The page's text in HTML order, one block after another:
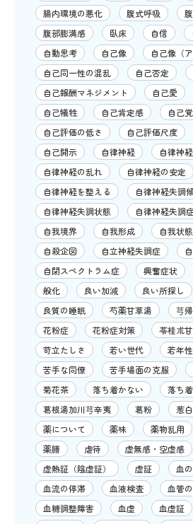
腸内環境の悪化
腹式呼吸
腹部膨満感
臥床 自信
自動思考
自己像
自己像（
自己同一性の混乱
自己否定
自己報酬マネジメント
自己愛
自己犠牲
自己肯定感
自己
自己評価の低さ
自己評価尺度
自己開示
自律神経
自律神
自律神経の乱れ
自律神経の安定
自律神経を整える
自律神経失調
自律神経失調状態
自律神経失調
自我境界
自我形成 自我状態
自殺企図
自立神経失調症
自閉スペクトラム症
興奮症状
般化
良い加減 良い所探し
良質の睡眠
芍薬甘草湯
芎
花粉症
花粉症対策
苓桂朮
苛立たしさ
若い世代
若年
苦手な同僚
苦手場面の克服
菊花茶
落ち着かない 落ち着
葛根湯加川芎辛夷
葛粉 葱白
薬について
薬味 薬物乱用
薬膳
虐待
虚無感・空虚感
虚熱証（陰虚証）
虚証
血
血流の停滞
血液検査 血管
血糖調整障害
血虚 血虚証